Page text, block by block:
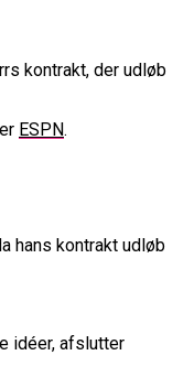
kontrakt, der udløb
ESPN.
hans kontrakt udløb
idéer, afslutter